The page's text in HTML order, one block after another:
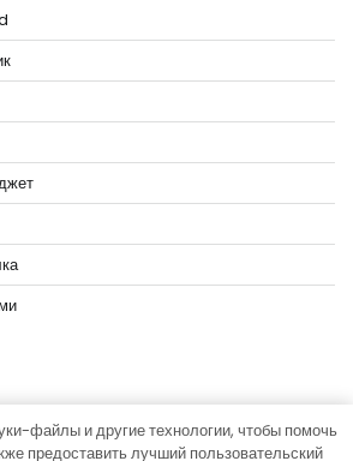
Мастера РемонтаТема News Bank
файлы и другие технологии, чтобы помочь
предоставить лучший пользовательский